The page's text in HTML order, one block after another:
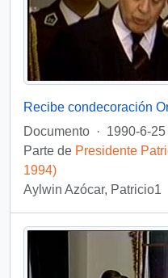
Documento · 1990-6-25
Parte de Presidente
1994)
Aylwin Azócar, Patricio1